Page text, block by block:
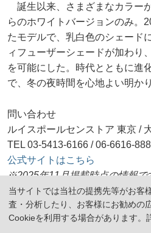
誕生以来、さまざまなカラー
らのホワイトバージョンのみ。
たモデルで、乳白色のシェード
ィフューザーシェードが加わり
を可能にした。時代とともに進
で、冬の夜時間を心地よい明か
問い合わせ
ルイスポールセンストア 東京 /
TEL 03-5413-6166 / 06-6616-
公式サイトはこちら
※2025年11月掲載時点の情報で
・フラワーポット
当サイトでは当社の提携先等がお客
査・分析したり、お客様にお勧めの
Cookieを利用する場合があります。